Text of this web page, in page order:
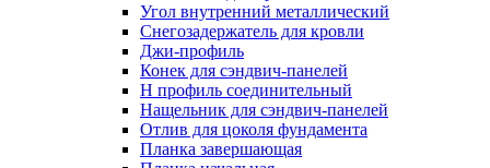
Угол внутренний металлический
Снегозадержатель для кровли
Джи-профиль
Конек для сэндвич-панелей
Н профиль соединительный
Нащельник для сэндвич-панелей
Отлив для цоколя фундамента
Планка завершающая